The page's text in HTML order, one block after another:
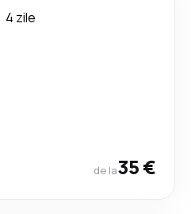
4 zile
de la35 €